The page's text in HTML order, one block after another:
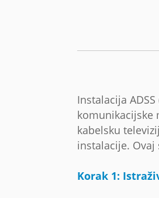
Instalacija
komunikacijske
kabelsku
instalacije. Ovaj
Korak 1: